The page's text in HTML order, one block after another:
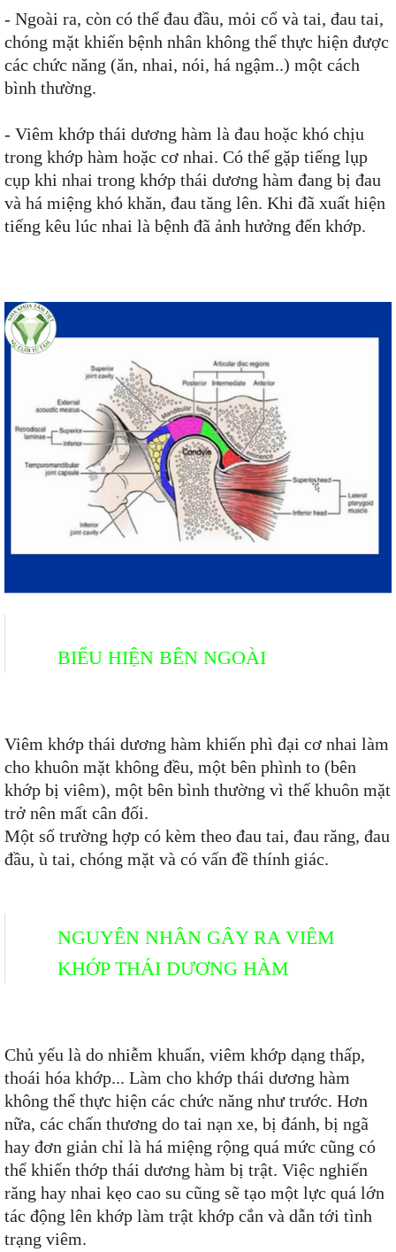
- Ngoài ra, còn có thể đau đầu, mỏi cổ và tai, đau tai,
chóng mặt khiến bệnh nhân không thể thực hiện được
các chức năng (ăn, nhai, nói, há ngậm..) một cách
bình thường.
- Viêm khớp thái dương hàm là đau hoặc khó chịu
trong khớp hàm hoặc cơ nhai. Có thể gặp tiếng lụp
cụp khi nhai trong khớp thái dương hàm đang bị đau
và há miệng khó khăn, đau tăng lên. Khi đã xuất hiện
tiếng kêu lúc nhai là bệnh đã ảnh hưởng đến khớp.
BIỂU HIỆN BÊN NGOÀI
Viêm khớp thái dương hàm khiến phì đại cơ nhai làm
cho khuôn mặt không đều, một bên phình to (bên
khớp bị viêm), một bên bình thường vì thế khuôn mặt
trở nên mất cân đối.
Một số trường hợp có kèm theo đau tai, đau răng, đau
đầu, ù tai, chóng mặt và có vấn đề thính giác.
NGUYÊN NHÂN GÂY RA VIÊM
KHỚP THÁI DƯƠNG HÀM
Chủ yếu là do nhiễm khuẩn, viêm khớp dạng thấp,
thoái hóa khớp... Làm cho khớp thái dương hàm
không thể thực hiện các chức năng như trước. Hơn
nữa, các chấn thương do tai nạn xe, bị đánh, bị ngã
hay đơn giản chỉ là há miệng rộng quá mức cũng có
thể khiến thớp thái dương hàm bị trật. Việc nghiến
răng hay nhai kẹo cao su cũng sẽ tạo một lực quá lớn
tác động lên khớp làm trật khớp cắn và dẫn tới tình
trạng viêm.